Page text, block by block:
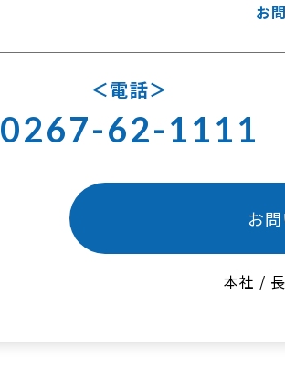
お
電話
0267-62-1111
お
本社 /